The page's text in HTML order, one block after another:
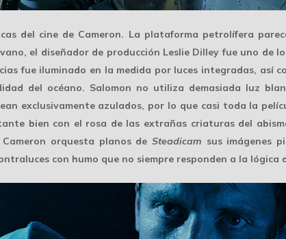
del cine de Cameron. La plataforma petrolífera
el diseñador de producción Leslie Dilley fue uno de
fue iluminado en la medida por luces integradas, así
del océano. Salomon no utiliza demasiada luz
exclusivamente azulados, por lo que casi toda la
bien con el rosa de las extrañas criaturas del
orquesta planos de Steadicam sus imágenes
con humo que no siempre responden a la lógica